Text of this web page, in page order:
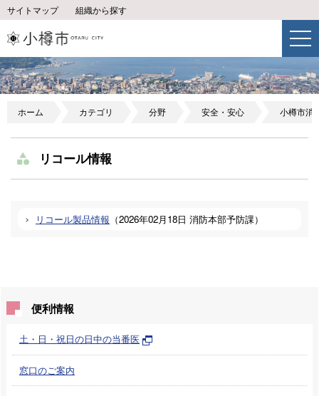
サイトマップ 組織から探す
ホーム カテゴリ 分野 安全・安心 小樽市消
リコール情報
リコール製品情報 （2026年02月18日 消防本部予防課）
便利情報
土・日・祝日の日中の当番医
窓口のご案内